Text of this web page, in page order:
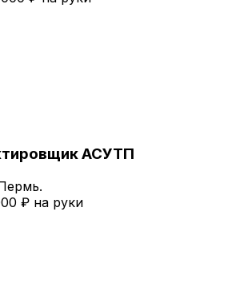
АСУТП
₽ на руки